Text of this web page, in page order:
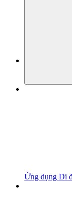
Ứng dụng Di